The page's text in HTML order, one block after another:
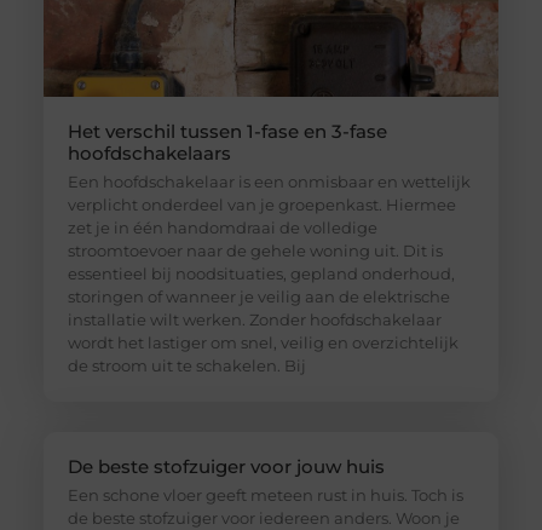
Het verschil tussen 1-fase en 3-fase
hoofdschakelaars
Een hoofdschakelaar is een onmisbaar en wettelijk
verplicht onderdeel van je groepenkast. Hiermee
zet je in één handomdraai de volledige
stroomtoevoer naar de gehele woning uit. Dit is
essentieel bij noodsituaties, gepland onderhoud,
storingen of wanneer je veilig aan de elektrische
installatie wilt werken. Zonder hoofdschakelaar
wordt het lastiger om snel, veilig en overzichtelijk
de stroom uit te schakelen. Bij
De beste stofzuiger voor jouw huis
Een schone vloer geeft meteen rust in huis. Toch is
de beste stofzuiger voor iedereen anders. Woon je